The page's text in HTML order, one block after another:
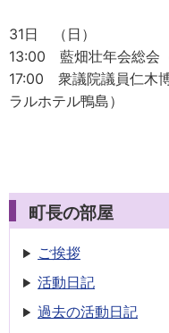
31日 （日）
13:00 藍畑壮年会総会
17:00 衆議院議員仁木
ラルホテル鴨島）
町長の部屋
ご挨拶
活動日記
過去の活動日記